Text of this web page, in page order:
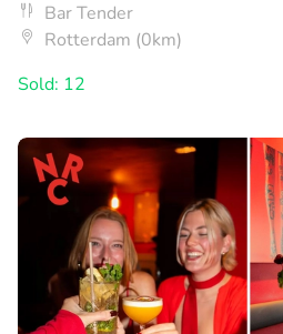
Bar Tender
Rotterdam (0km)
Sold: 12